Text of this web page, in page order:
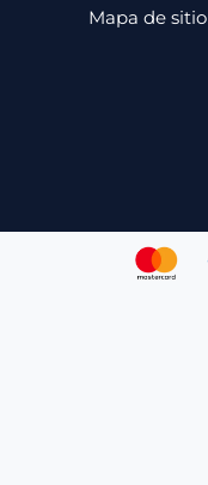
Mapa de sitio